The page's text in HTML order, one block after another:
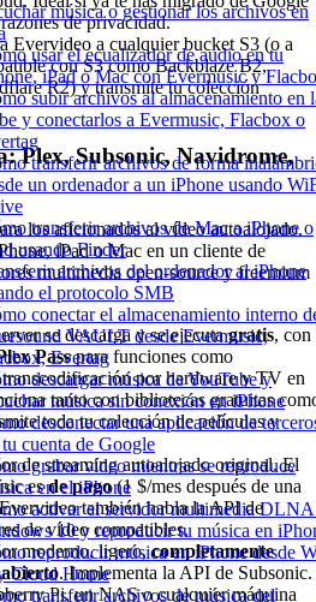
música o gestionar los archivos en
usar el ecualizador de audio en tu
iPad o Mac con Evermusic y
subir archivos al almacenamiento en
y conectarlos a Evermusic, Flacbox o
transferir archivos de forma
un ordenador a un iPhone usando
transferir archivos de Mac a iPhone o
usando Finder
archivos del ordenador al iPhone
el protocolo SMB
conectar el almacenamiento interno
VAULT desde Evermusic,
Evertag
descargar música de YouTube y
música sin conexión en iPhone
desconectar una aplicación de
cuenta de Google
grabar vídeo mientras se reproduce
en el iPhone
activar el servidor multimedia DLNA
10 y reproducir tu música en
reproducir música en iPhone desde
Cloud Home
transferir archivos de música del
de privacidad.
Evervideo a cualquier bucket S3 (o a
con S3 como Backblaze B2,
R2) y transmite tu colección
Plex, Subsonic, Navidrome,
los aficionados al vídeo autoalojado.
iPad o Mac en un cliente de
multimedia open-source y freemium
se descarga y se ejecutagratis, con
Passpara funciones como
por hardware y TV en
tanto con bibliotecas gratuitas
toda tu colección de películas y
de streaming autoalojado original. El
esde pago(1 $/mes después de una
también habla la API de
de vídeo compatibles.
moderno, ligero,completamente
. Implementa la API de Subsonic.
Pi, un NAS o cualquier máquina